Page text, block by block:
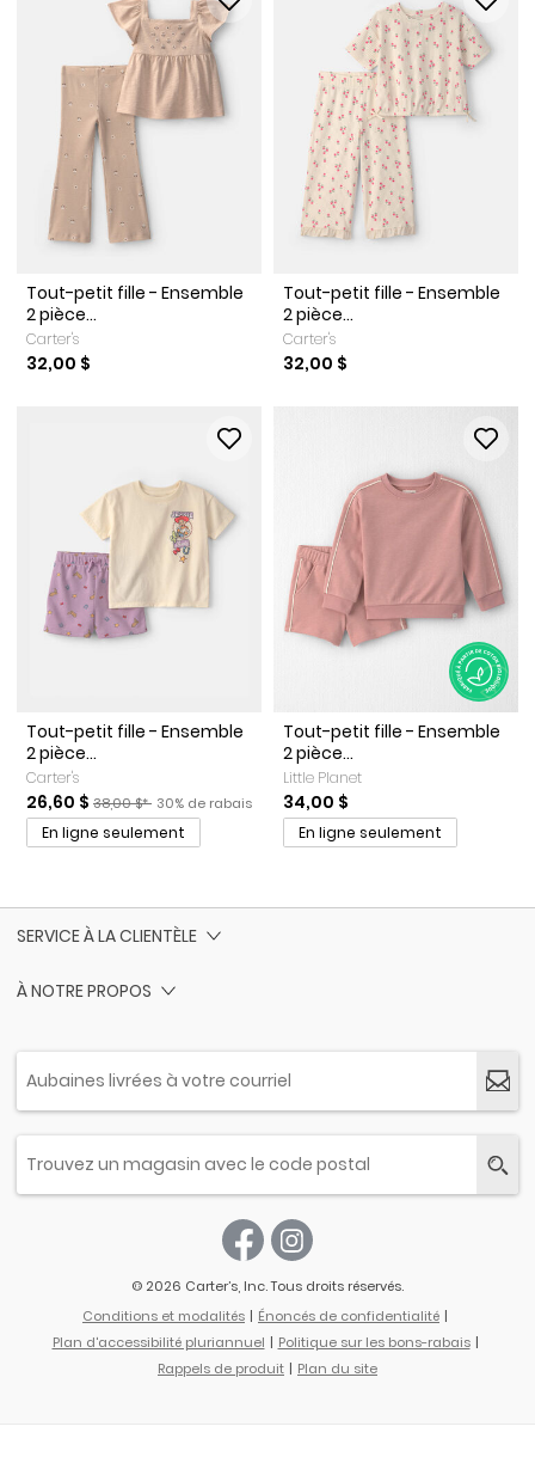
Tout-petit fille - Ensemble
2 pièce...
Carter's
32,00 $
Tout-petit fille - Ensemble
2 pièce...
Carter's
32,00 $
Tout-petit fille - Ensemble
2 pièce...
Carter's
Prix de solde
26,60 $ Prix ​​de détail suggéré par le fabricant
38,00 $* Pourcentage de rabais
30% de rabais
En ligne seulement
Tout-petit fille - Ensemble
2 pièce...
Little Planet
34,00 $
En ligne seulement
SERVICE À LA CLIENTÈLE
À NOTRE PROPOS
© 2026 Carter’s, Inc. Tous droits réservés.
Conditions et modalités
Énoncés de confidentialité
Plan d'accessibilité pluriannuel
Politique sur les bons-rabais
Rappels de produit
Plan du site